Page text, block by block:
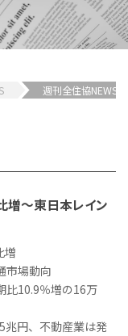
週刊全住協NEWS
増～東日本レイン
増
市場動向
比10.9％増の16万
円、不動産業は発